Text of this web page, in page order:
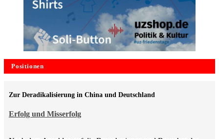
Positionen
Erfolg und Misserfolg
Zur Deradikalisierung in China und Deutschland